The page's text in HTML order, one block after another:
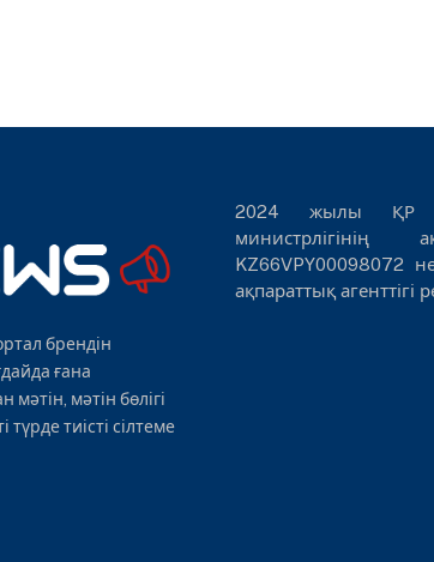
брендін
ғана
мәтін, мәтін бөлігі
тиісті сілтеме
2024 жылы ҚР
KZ66VPY00098072
ақпараттық агенттігі